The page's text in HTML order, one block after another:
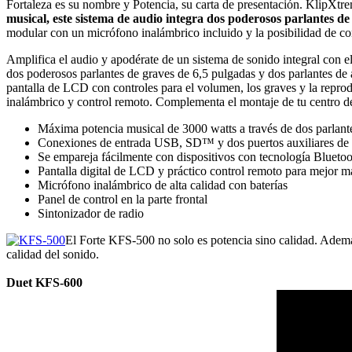
Fortaleza es su nombre y Potencia, su carta de presentación.
musical, este sistema de audio integra dos poderosos parlantes
modular con un micrófono inalámbrico incluido y la posibilidad de
Amplifica el audio y apodérate de un sistema de sonido integral con
dos poderosos parlantes de graves de 6,5 pulgadas y dos parlantes
pantalla de LCD con controles para el volumen, los graves y la
inalámbrico y control remoto. Complementa el montaje de tu centro
Máxima potencia musical de 3000 watts a través de dos
Conexiones de entrada USB, SD™ y dos puertos auxiliares
Se empareja fácilmente con dispositivos con tecnología
Pantalla digital de LCD y práctico control remoto para mejor
Micrófono inalámbrico de alta calidad con baterías
Panel de control en la parte frontal
Sintonizador de radio
El Forte KFS-500 no solo es potencia sino calidad.
calidad del sonido.
Duet KFS-600